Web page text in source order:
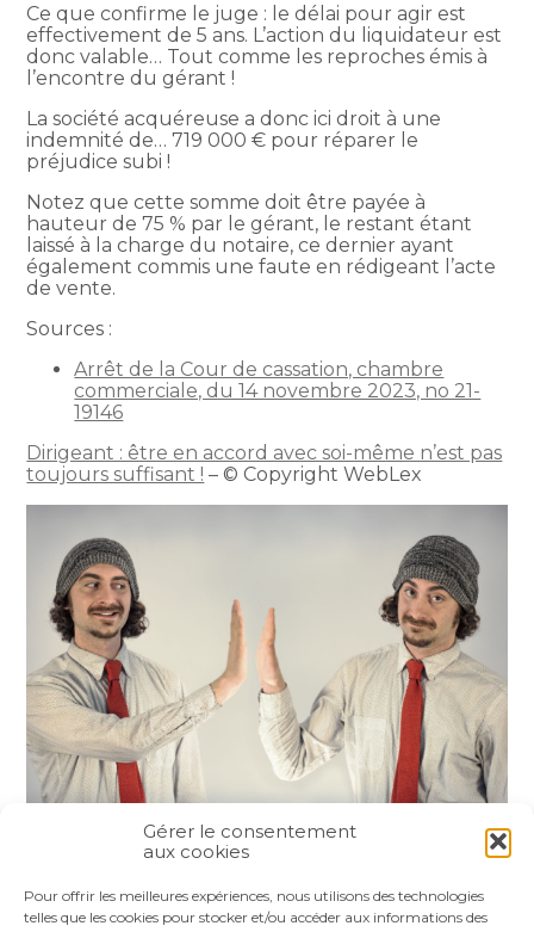
Gérer le consentement
aux cookies
Pour offrir les meilleures expériences, nous utilisons des technologies
telles que les cookies pour stocker et/ou accéder aux informations des
Ce que confirme le juge : le délai pour agir est
effectivement de 5 ans. L’action du liquidateur est
donc valable… Tout comme les reproches émis à
l’encontre du gérant !
La société acquéreuse a donc ici droit à une
indemnité de… 719 000 € pour réparer le
préjudice subi !
Notez que cette somme doit être payée à
hauteur de 75 % par le gérant, le restant étant
laissé à la charge du notaire, ce dernier ayant
également commis une faute en rédigeant l’acte
de vente.
Sources :
Arrêt de la Cour de cassation, chambre
commerciale, du 14 novembre 2023, no 21-
19146
Dirigeant : être en accord avec soi-même n’est pas
toujours suffisant ! – © Copyright WebLex